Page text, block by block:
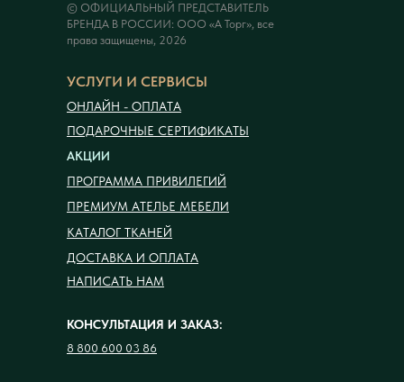
© ОФИЦИАЛЬНЫЙ ПРЕДСТАВИТЕЛЬ
БРЕНДА В РОССИИ: ООО «А Торг», все
права защищены, 2026
УСЛУГИ И СЕРВИСЫ
КОНСУЛЬТАЦИЯ И ЗАКАЗ:
8 800 600 03 86
АКЦИИ
ОНЛАЙН - ОПЛАТА
ПОДАРОЧНЫЕ СЕРТИФИКАТЫ
ПРОГРАММА ПРИВИЛЕГИЙ
ПРЕМИУМ АТЕЛЬЕ МЕБЕЛИ
КАТАЛОГ ТКАНЕЙ
ДОСТАВКА И ОПЛАТА
НАПИСАТЬ НАМ